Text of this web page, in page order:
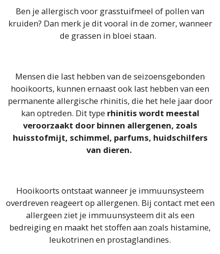
Ben je allergisch voor grasstuifmeel of pollen van
kruiden? Dan merk je dit vooral in de zomer, wanneer
de grassen in bloei staan.
Mensen die last hebben van de seizoensgebonden
hooikoorts, kunnen ernaast ook last hebben van een
permanente allergische rhinitis, die het hele jaar door
kan optreden. Dit type rhinitis wordt meestal
veroorzaakt door binnen allergenen, zoals
huisstofmijt, schimmel, parfums, huidschilfers
van dieren.
Hooikoorts ontstaat wanneer je immuunsysteem
overdreven reageert op allergenen. Bij contact met een
allergeen ziet je immuunsysteem dit als een
bedreiging en maakt het stoffen aan zoals histamine,
leukotrinen en prostaglandines.